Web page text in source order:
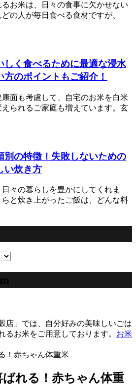
るお米は、日々の食事に欠かせない
の人が毎日食べる食材ですが、
しく食べるために最適な浸水
方のポイントもご紹介！
面も考慮して、自宅のお米を白米
られるご家庭も増えています。玄
別の特徴！失敗しないための
い炊き方
々の暮らしを豊かにしてくれま
と炊き上がったご飯は、どんな料
店」では、自分好みの美味しいごは
るお米をご用意しております。 お米
れる！赤ちゃん体重